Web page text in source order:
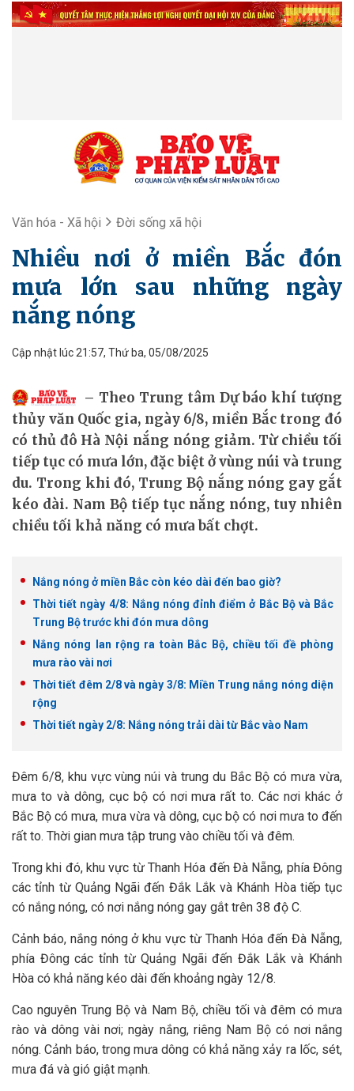
Văn hóa - Xã hội Đời sống xã hội
Nhiều nơi ở miền Bắc đón
mưa lớn sau những ngày
nắng nóng
Cập nhật lúc 21:57, Thứ ba, 05/08/2025
Theo Trung tâm Dự báo khí tượng
thủy văn Quốc gia, ngày 6/8, miền Bắc trong đó
có thủ đô Hà Nội nắng nóng giảm. Từ chiều tối
tiếp tục có mưa lớn, đặc biệt ở vùng núi và trung
du. Trong khi đó, Trung Bộ nắng nóng gay gắt
kéo dài. Nam Bộ tiếp tục nắng nóng, tuy nhiên
chiều tối khả năng có mưa bất chợt.
Nắng nóng ở miền Bắc còn kéo dài đến bao giờ?
Thời tiết ngày 4/8: Nắng nóng đỉnh điểm ở Bắc Bộ và Bắc
Trung Bộ trước khi đón mưa dông
Nắng nóng lan rộng ra toàn Bắc Bộ, chiều tối đề phòng
mưa rào vài nơi
Thời tiết đêm 2/8 và ngày 3/8: Miền Trung nắng nóng diện
rộng
Thời tiết ngày 2/8: Nắng nóng trải dài từ Bắc vào Nam
Đêm 6/8, khu vực vùng núi và trung du Bắc Bộ có mưa vừa,
mưa to và dông, cục bộ có nơi mưa rất to. Các nơi khác ở
Bắc Bộ có mưa, mưa vừa và dông, cục bộ có nơi mưa to đến
rất to. Thời gian mưa tập trung vào chiều tối và đêm.
Trong khi đó, khu vực từ Thanh Hóa đến Đà Nẵng, phía Đông
các tỉnh từ Quảng Ngãi đến Đắk Lắk và Khánh Hòa tiếp tục
có nắng nóng, có nơi nắng nóng gay gắt trên 38 độ C.
Cảnh báo, nắng nóng ở khu vực từ Thanh Hóa đến Đà Nẵng,
phía Đông các tỉnh từ Quảng Ngãi đến Đắk Lắk và Khánh
Hòa có khả năng kéo dài đến khoảng ngày 12/8.
Cao nguyên Trung Bộ và Nam Bộ, chiều tối và đêm có mưa
rào và dông vài nơi; ngày nắng, riêng Nam Bộ có nơi nắng
nóng. Cảnh báo, trong mưa dông có khả năng xảy ra lốc, sét,
mưa đá và gió giật mạnh.